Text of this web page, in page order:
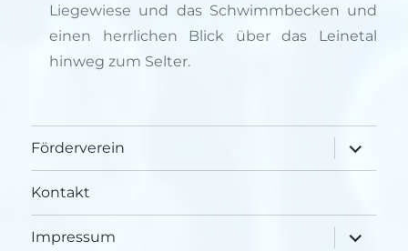
Liegewiese und das Schwimmbecken und
einen herrlichen Blick über das Leinetal
hinweg zum Selter.
Förderverein
öffnen
Kontakt
Impressum
öffnen